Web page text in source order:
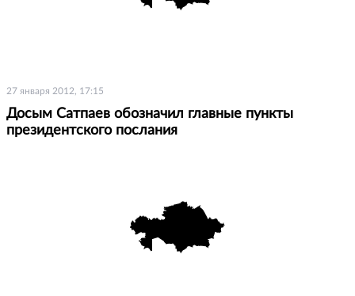
27 января 2012, 17:15
Досым Сатпаев обозначил главные пункты
президентского послания